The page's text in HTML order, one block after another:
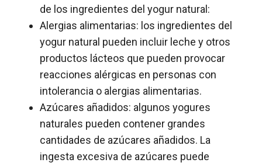
de los ingredientes del yogur natural:
Alergias alimentarias: los ingredientes del
yogur natural pueden incluir leche y otros
productos lácteos que pueden provocar
reacciones alérgicas en personas con
intolerancia o alergias alimentarias.
Azúcares añadidos: algunos yogures
naturales pueden contener grandes
cantidades de azúcares añadidos. La
ingesta excesiva de azúcares puede